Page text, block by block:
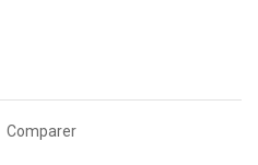
Comparer